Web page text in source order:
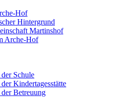
Hof
Hintergrund
Martinshof
Arche-Hof
Schule
Kindertagesstätte
der Betreuung